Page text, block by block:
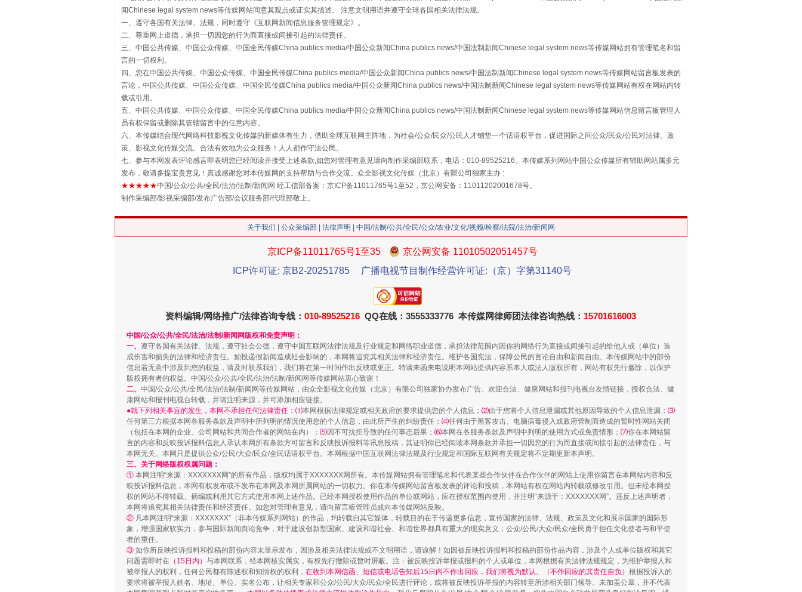
解纷+调解+退费，一次搞定
重拳出击！专项整治午间酒驾
走近一线检察官
“谁都不怕”的他落马了
漫山遍野的桃花与雪山、麦地、白藏房 除了知识还要"留白"
招工难、用工荒背后
侵吞公款13万，颠沛流离20年
闻Chinese legal system news等传媒网站同意其观点或证实其描述。 注意文明用语并遵守全球各国相关法律法规。
一、遵守各国有关法律、法规，同时遵守《互联网新闻信息服务管理规定》。
二、尊重网上道德，承担一切因您的行为而直接或间接引起的法律责任。
三、中国公共传媒、中国公众传媒、中国全民传媒China publics media/中国公众新闻China publics news/中国法制新闻Chinese legal system news等传媒网站拥有管理笔名和留
言的一切权利。
四、您在中国公共传媒、中国公众传媒、中国全民传媒China publics media/中国公众新闻China publics news/中国法制新闻Chinese legal system news等传媒网站留言板发表的
言论，中国公共传媒、中国公众传媒、中国全民传媒China publics media/中国公众新闻China publics news/中国法制新闻Chinese legal system news等传媒网站有权在网站内转
载或引用。
五、中国公共传媒、中国公众传媒、中国全民传媒China publics media/中国公众新闻China publics news/中国法制新闻Chinese legal system news等传媒网站信息留言板管理人
员有权保留或删除其管辖留言中的任意内容。
六、本传媒结合现代网络科技影视文化传媒的新媒体有生力，借助全球互联网主阵地，为社会/公众/民众/公民人才铺垫一个话语权平台，促进国际之间公众/民众/公民对法律、政
策、影视文化传媒交流。合法有效地为公众服务！人人都作守法公民。
七、参与本网发表评论感言即表明您已经阅读并接受上述条款,如您对管理有意见请向制作采编部联系，电话：010-89525216。本传媒系列网站中国公众传媒所有辅助网站属多元
发布，敬请多提宝贵意见！真诚感谢您对本传媒网的支持帮助与合作交流。众全影视文化传媒（北京）有限公司独家主办 :
★★★★★中国/公众/公共/全民/法治/法制/新闻网 经工信部备案：京ICP备11011765号1至52，京公网安备：11011202001678号。
制作采编部/影视采编部/发布广告部/会议服务部/代理部敬上。
关于我们 公众采编部 法律声明 | 中国/法制/公共/全民/公众/农业/文化/视频/检察/法院/法治/新闻网
京ICP备11011765号1至35
京公网安备 11010502051457号
ICP许可证: 京B2-20251785
广播电视节目制作经营许可证:（京）字第31140号
资料编辑/网络推广/法律咨询专线： 010-89525216 QQ在线：3555333776 本传媒网律师团法律咨询热线： 15701616003
中国/公众/公共/全民/法治/法制/新闻网版权和免责声明：
一、 遵守各国有关法律、法规，遵守社会公德，遵守中国互联网法律法规及行业规定和网络职业道德，承担法律范围内因你的网络行为直接或间接引起的给他人或（单位）造
成伤害和损失的法律和经济责任。如投递假新闻造成社会影响的，本网将追究其相关法律和经济责任。维护各国宪法，保障公民的言论自由和新闻自由。本传媒网站中的部份
信息若无意中涉及到您的权益，请及时联系我们，我们将在第一时间作出反映或更正。特请来函来电说明本网站提供内容系本人或法人版权所有，网站有权先行撤除，以保护
版权拥有者的权益。中国/公众/公共/全民/法治/法制/新闻网等传媒网站衷心致谢！
二、 中国/公众/公共/全民/法治/法制/新闻网等传媒网站，由众全影视文化传媒（北京）有限公司独家协办发布广告。欢迎合法、健康网站和报刊电视台友情链接，授权合法、健
康网站和报刊电视台转载，并请注明来源，并可添加相应链接。
●就下列相关事宜的发生，本网不承担任何法律责任：⑴本网根据法律规定或相关政府的要求提供您的个人信息； ⑵由于您将个人信息泄漏或其他原因导致的个人信息泄漏； ⑶
任何第三方根据本网各服务条款及声明中所列明的情况使用您的个人信息，由此所产生的纠纷责任； ⑷任何由于黑客攻击、电脑病毒侵入或政府管制而造成的暂时性网站关闭
（包括在本网的企业、公司网站和共同合作者的网站在内）； ⑸因不可抗拒导致的任何事态后果； ⑹本网在各服务条款及声明中列明的使用方式或免责情形； ⑺你在本网站留
言的内容和反映投诉报料信息人承认本网所有条款方可留言和反映投诉报料等讯息投稿，其证明你已经阅读本网条款并承担一切因您的行为而直接或间接引起的法律责任，与
本网无关。本网只是提供公众/公民/大众/民众/全民话语权平台。本网根据中国互联网法律法规及行业规定和国际互联网有关规定将不定期更新本声明。
三、关于网络版权权属问题：
① 本网注明“来源：XXXXXXX网”的所有作品，版权均属于XXXXXXX网所有。本传媒网站拥有管理笔名和代表某些合作伙伴在合作伙伴的网站上使用你留言在本网站内容和反
映投诉报料信息，本网有权发布或不发布在本网及本网所属网站的一切权力。你在本传媒网站留言板发表的评论和投稿，本网站有权在网站内转载或修改引用。但未经本网授
权的网站不得转载、摘编或利用其它方式使用本网上述作品。已经本网授权使用作品的单位或网站，应在授权范围内使用，并注明“来源于：XXXXXXX网”。违反上述声明者，
本网将追究其相关法律责任和经济责任。如您对管理有意见，请向留言板管理员或向本传媒网站反映。
② 凡本网注明“来源：XXXXXXX”（非本传媒系列网站）的作品，均转载自其它媒体，转载目的在于传递更多信息，宣传国家的法律、法规、政策及文化和展示国家的国际形
象，增强国家软实力，参与国际新闻舆论竞争，对于建设创新型国家、建设和谐社会、和谐世界都具有重大的现实意义；公众/公民/大众/民众/全民勇于担任文化使者与和平使
者的重任。
③ 如你所反映投诉报料和投稿的部份内容未显示发布，因涉及相关法律法规或不文明用语，请谅解！如因被反映投诉报料和投稿的部份作品内容，涉及个人或单位版权和其它
问题需即时在 （15日内） 与本网联系，经本网核实属实，有权先行撤除或暂时屏蔽。注：被反映投诉举报或报料的个人或单位，本网根据有关法律法规规定，为维护举报人和
被举报人的权利，任何公民都有陈述权和知情权的权利， 在收到本网信函、短信或电话告知后15日内不作出回应，我们将视为默认。（不作回应的其责任自负） 根据投诉人的
要求将被举报人姓名、地址、单位、实名公布，让相关专家和公众/公民/大众/民众/全民进行评论，或将被反映投诉举报的内容转至所涉相关部门领导。未加盖公章，并不代表